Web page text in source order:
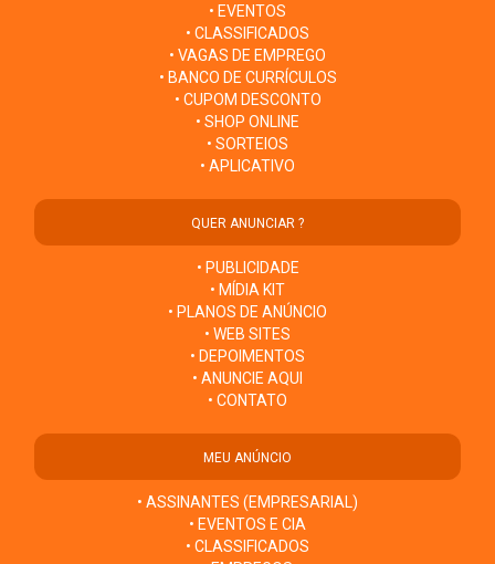
• EVENTOS
• CLASSIFICADOS
• VAGAS DE EMPREGO
• BANCO DE CURRÍCULOS
• CUPOM DESCONTO
• SHOP ONLINE
• SORTEIOS
• APLICATIVO
QUER ANUNCIAR ?
• PUBLICIDADE
• MÍDIA KIT
• PLANOS DE ANÚNCIO
• WEB SITES
• DEPOIMENTOS
• ANUNCIE AQUI
• CONTATO
MEU ANÚNCIO
• ASSINANTES (EMPRESARIAL)
• EVENTOS E CIA
• CLASSIFICADOS